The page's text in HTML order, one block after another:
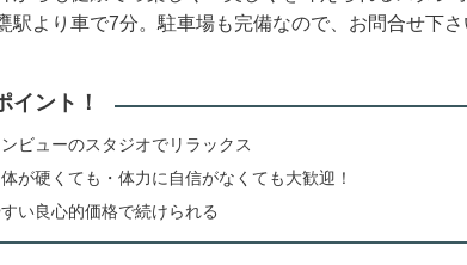
駅より車で7分。駐車場も完備なので、お問合せ下さ
イント！
ビューのスタジオでリラックス
が硬くても・体力に自信がなくても大歓迎！
い良心的価格で続けられる